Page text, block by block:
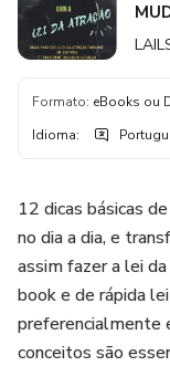
Formato: eBooks ou
Idioma:
12 dicas básicas
no dia a dia, e
assim fazer a lei
book e de rápida
preferencialmente
conceitos são